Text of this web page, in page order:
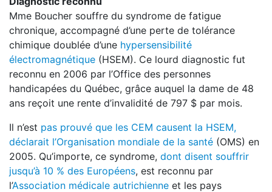
Mme Boucher souffre du syndrome de fatigue
chronique, accompagné d’une perte de tolérance
chimique doublée d’une hypersensibilité
électromagnétique (HSEM). Ce lourd diagnostic fut
reconnu en 2006 par l’Office des personnes
handicapées du Québec, grâce auquel la dame de 48
ans reçoit une rente d’invalidité de 797 $ par mois.
Il n’est pas prouvé que les CEM causent la HSEM,
déclarait l’Organisation mondiale de la santé (OMS) en
2005. Qu’importe, ce syndrome, dont disent souffrir
jusqu’à 10 % des Européens, est reconnu par
l’Association médicale autrichienne et les pays